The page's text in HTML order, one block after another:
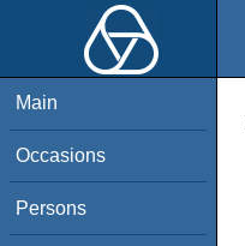
Main
Occasions
Persons